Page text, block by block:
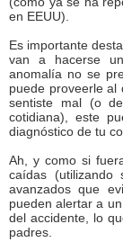
en EEUU).
Es importante
van a hacerse
anomalía no se
puede proveerle al
sentiste mal (o
cotidiana), este
diagnóstico de tu
Ah, y como si
caídas (utilizando
avanzados que
pueden alertar a
del accidente, lo
padres.